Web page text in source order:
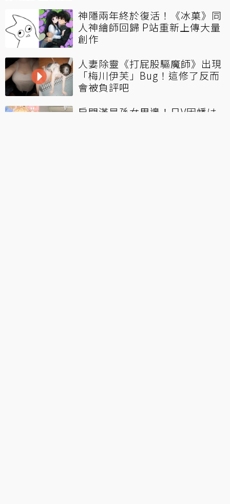
神隱兩年終於復活！《冰菓》同
人神繪師回歸 P站重新上傳大量
創作
人妻除靈《打屁股驅魔師》出現
「梅川伊芙」Bug！這修了反而
會被負評吧
房間滿是孫女周邊！日V因幡は